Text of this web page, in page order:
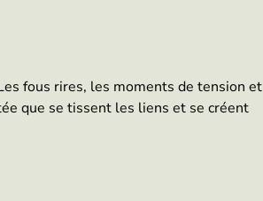
fous rires, les moments de tension et
que se tissent les liens et se créent